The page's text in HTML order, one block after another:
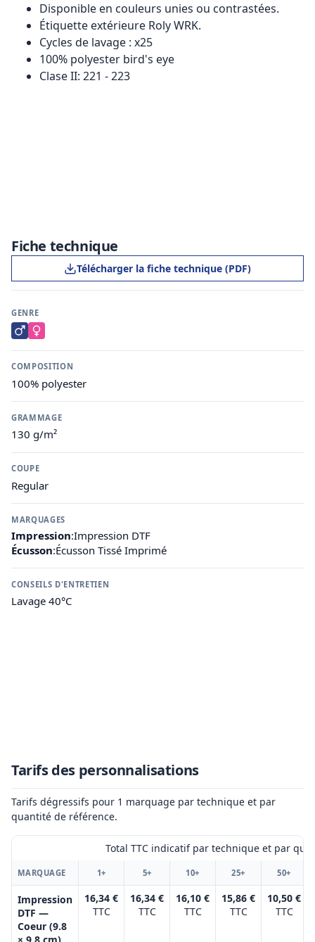
Disponible en couleurs unies ou contrastées.
Étiquette extérieure Roly WRK.
Cycles de lavage : x25
100% polyester bird's eye
Clase II: 221 - 223
Fiche technique
Télécharger la fiche technique (PDF)
GENRE
COMPOSITION
100% polyester
GRAMMAGE
130 g/m²
COUPE
Regular
MARQUAGES
Impression:Impression DTF
Écusson:Écusson Tissé Imprimé
CONSEILS D'ENTRETIEN
Lavage 40°C
Tarifs des personnalisations
Tarifs dégressifs pour 1 marquage par technique et par
quantité de référence.
Total TTC indicatif par technique et par
MARQUAGE 1+ 5+ 10+ 25+ 50+
Impression
DTF —
Coeur (9.8
16,34 €
TTC
16,34 €
TTC
16,10 €
TTC
15,86 €
TTC
10,50 €
TTC